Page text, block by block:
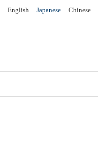
English Japanese Chinese